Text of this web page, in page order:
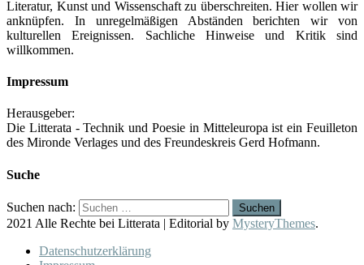
Literatur, Kunst und Wissenschaft zu überschreiten. Hier wollen wir
anknüpfen. In unregelmäßigen Abständen berichten wir von
kulturellen Ereignissen. Sachliche Hinweise und Kritik sind
willkommen.
Impressum
Herausgeber:
Die Litterata - Technik und Poesie in Mitteleuropa ist ein Feuilleton
des Mironde Verlages und des Freundeskreis Gerd Hofmann.
Suche
Suchen nach:
2021 Alle Rechte bei Litterata | Editorial by MysteryThemes.
Datenschutzerklärung